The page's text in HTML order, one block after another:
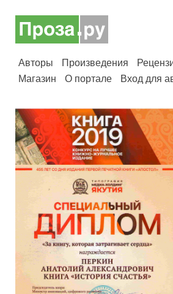
Авторы Произведения
Магазин
О портале Вход для